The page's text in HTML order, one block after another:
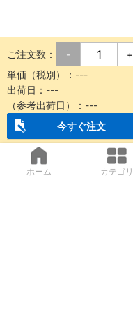
ご注文数： - +
単価（税別）： ---
出荷日： ---
（参考出荷日）： ---
今すぐ注文
ホーム カテゴリ